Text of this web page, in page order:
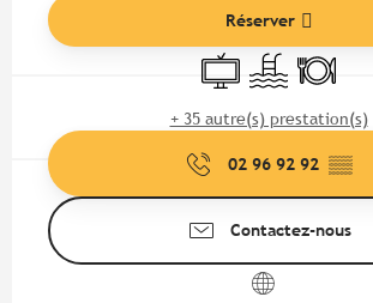
Réserver
TélévisionPiscineRestaurant
+ 35 autre(s) prestation(s)
02 96 92 92 ▒▒
Contactez-nous